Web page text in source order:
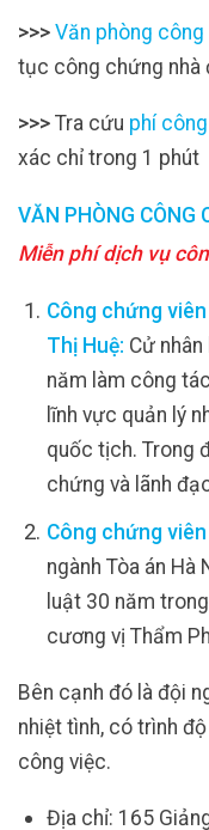
>>> Văn phòng
tục công chứng nhà
>>> Tra cứu phí
xác chỉ trong 1 phút
VĂN PHÒNG CÔNG
Miễn phí dịch vụ
Công chứng
Thị Huệ: Cử
năm làm công
lĩnh vực quản lý
quốc tịch. Trong
chứng và lãnh
Công chứng
ngành Tòa án Hà
luật 30 năm
cương vị Thẩm
Bên cạnh đó là đội
nhiệt tình, có trình
công việc.
Địa chỉ: 165